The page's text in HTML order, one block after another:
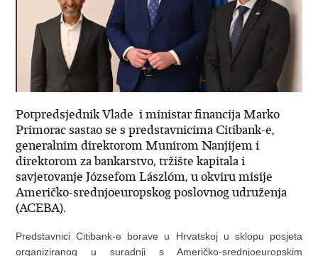
Potpredsjednik Vlade i ministar financija Marko
Primorac sastao se s predstavnicima Citibank-e,
generalnim direktorom Munirom Nanjijem i
direktorom za bankarstvo, tržište kapitala i
savjetovanje Józsefom Lászlóm, u okviru misije
Američko-srednjoeuropskog poslovnog udruženja
(ACEBA).
Predstavnici Citibank-e borave u Hrvatskoj u sklopu posjeta
organiziranog u suradnji s Američko-srednjoeuropskim